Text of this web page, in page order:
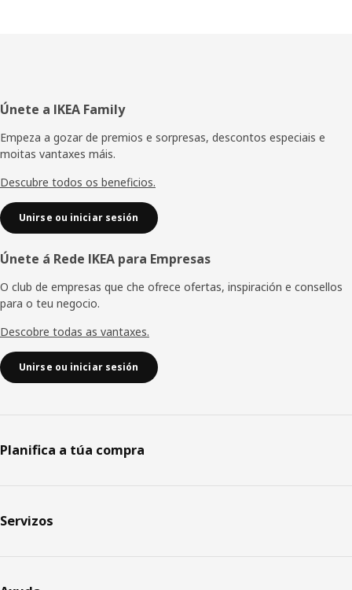
Pé
de
páxina
Únete a IKEA Family
Empeza a gozar de premios e sorpresas, descontos especiais e
moitas vantaxes máis.
Descubre todos os beneficios.
Unirse ou iniciar sesión
Únete á Rede IKEA para Empresas
O club de empresas que che ofrece ofertas, inspiración e consellos
para o teu negocio.
Descobre todas as vantaxes.
Unirse ou iniciar sesión
Planifica a túa compra
Servizos